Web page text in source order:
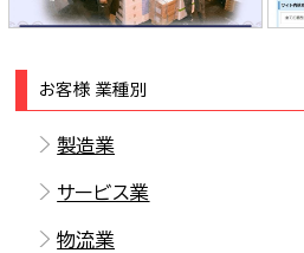
お客様 業種別
製造業
サービス業
物流業